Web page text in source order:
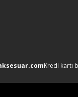
Kredi kartı